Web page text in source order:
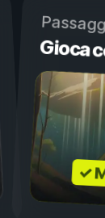
Gioca
✓